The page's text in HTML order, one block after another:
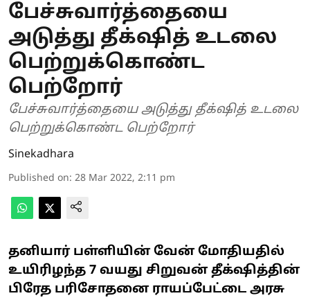
பேச்சுவார்த்தையை
அடுத்து தீக்‌ஷித் உடலை
பெற்றுக்கொண்ட
பெற்றோர்
பேச்சுவார்த்தையை அடுத்து தீக்‌ஷித் உடலை
பெற்றுக்கொண்ட பெற்றோர்
Sinekadhara
Published on: 28 Mar 2022, 2:11 pm
தனியார் பள்ளியின் வேன் மோதியதில்
உயிரிழந்த 7 வயது சிறுவன் தீக்‌ஷித்தின்
பிரேத பரிசோதனை ராயப்பேட்டை அரசு